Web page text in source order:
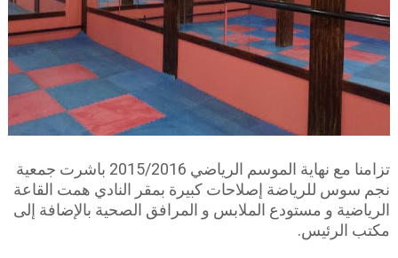
تزامنا مع نهاية الموسم الرياضي 2015/2016 باشرت جمعية
نجم سوس للرياضة إصلاحات كبيرة بمقر النادي همت القاعة
الرياضية و مستودع الملابس و المرافق الصحية بالإضافة إلى
مكتب الرئيس.